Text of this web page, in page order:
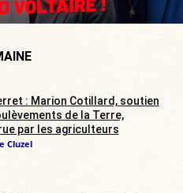
: Marion Cotillard, soutien
de la Terre,
par les agriculteurs
Cluzel